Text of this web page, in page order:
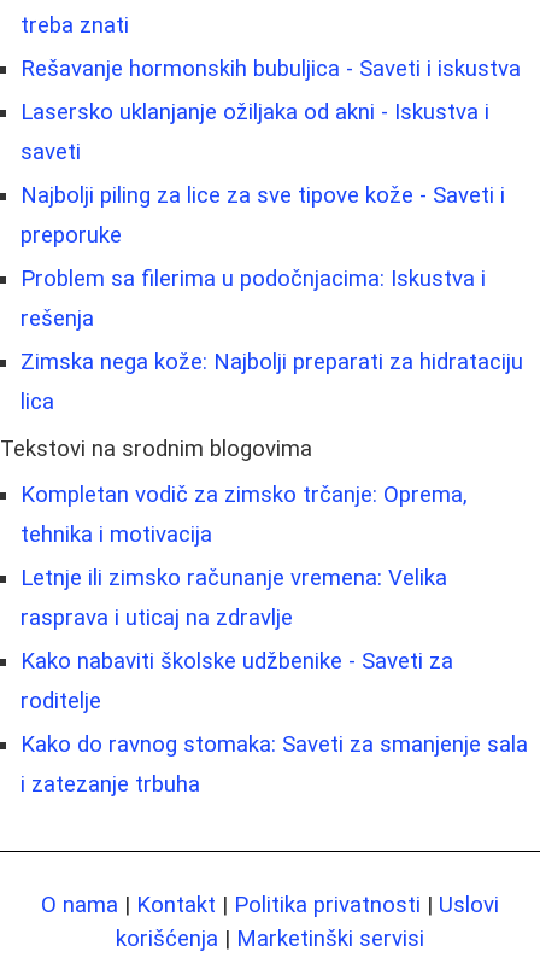
treba znati
Rešavanje hormonskih bubuljica - Saveti i iskustva
Lasersko uklanjanje ožiljaka od akni - Iskustva i
saveti
Najbolji piling za lice za sve tipove kože - Saveti i
preporuke
Problem sa filerima u podočnjacima: Iskustva i
rešenja
Zimska nega kože: Najbolji preparati za hidrataciju
lica
Tekstovi na srodnim blogovima
Kompletan vodič za zimsko trčanje: Oprema,
tehnika i motivacija
Letnje ili zimsko računanje vremena: Velika
rasprava i uticaj na zdravlje
Kako nabaviti školske udžbenike - Saveti za
roditelje
Kako do ravnog stomaka: Saveti za smanjenje sala
i zatezanje trbuha
O nama | Kontakt | Politika privatnosti | Uslovi
korišćenja | Marketinški servisi